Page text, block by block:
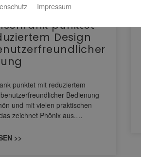
PHÖNIX –
punktet
Design
punktet mit reduziertem
Bedienung
und mit vielen praktischen
zeichnet Phönix aus.…
>>
Impressum